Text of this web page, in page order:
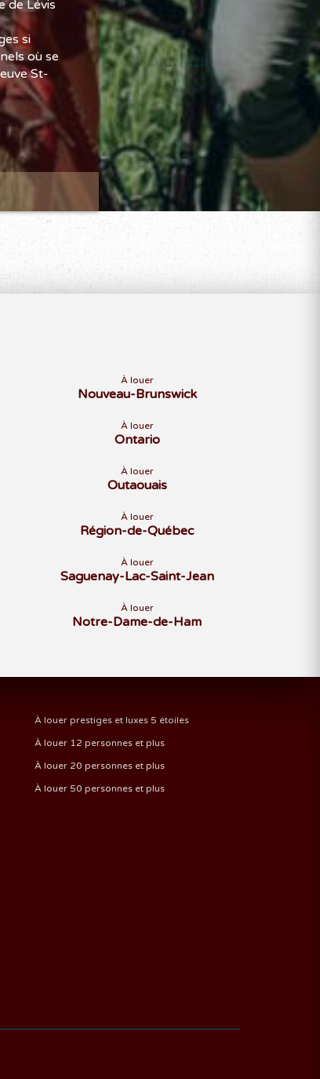
de Lévis
si
où se
St-
À louer
Nouveau-Brunswick
À louer
Ontario
À louer
Outaouais
À louer
Région-de-Québec
À louer
Saguenay-Lac-Saint-Jean
À louer
Notre-Dame-de-Ham
À louer prestiges et luxes 5 étoiles
À louer 12 personnes et plus
À louer 20 personnes et plus
À louer 50 personnes et plus